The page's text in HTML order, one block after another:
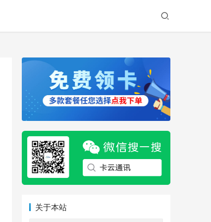
关于本站